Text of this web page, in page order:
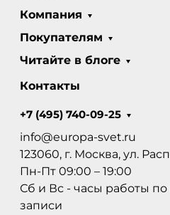
Компания
Покупателям
Читайте в блоге
Контакты
+7 (495) 740-09-25
info@europa-svet.ru
123060, г. Москва, ул.
Пн-Пт 09:00 – 19:00
Сб и Вс - часы работы
записи